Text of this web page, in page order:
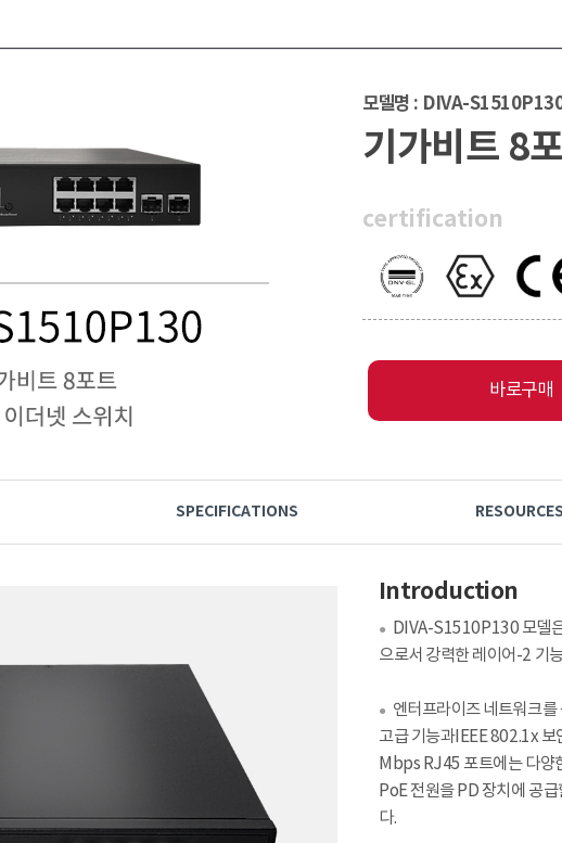
모델명 : DIVA-
기가비트 8
certification
바로구매
SPECIFICATIONS RESOURCES
Introduction
●
DIVA-S1510P130 모델
으로서 강력한 레이어-2 기
●
엔터프라이즈 네트워크
고급 기능과IEEE 802.1x
Mbps RJ45 포트에는 다양
PoE 전원을 PD 장치에 공
다.